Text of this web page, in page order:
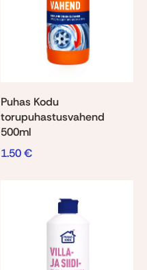
Puhas Kodu
torupuhastusvahend
500ml
1.50€